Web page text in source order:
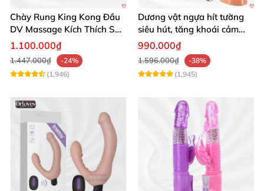
Chày Rung King Kong Đầu
DV Massage Kích Thích Sâu
Mạnh Mẽ
1.100.000₫
1.447.000₫
-24%
(1,946)
Dương vật ngựa hít tường
siêu hút, tăng khoái cảm
tận hưởng
990.000₫
1.596.000₫
-38%
(1,945)